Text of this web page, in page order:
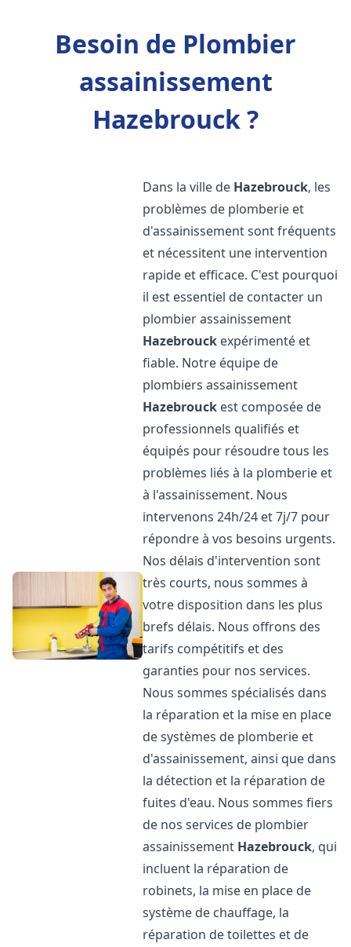
Besoin de Plombier
assainissement
Hazebrouck ?
Dans la ville de Hazebrouck, les
problèmes de plomberie et
d'assainissement sont fréquents
et nécessitent une intervention
rapide et efficace. C'est pourquoi
il est essentiel de contacter un
plombier assainissement
Hazebrouck expérimenté et
fiable. Notre équipe de
plombiers assainissement
Hazebrouck est composée de
professionnels qualifiés et
équipés pour résoudre tous les
problèmes liés à la plomberie et
à l'assainissement. Nous
intervenons 24h/24 et 7j/7 pour
répondre à vos besoins urgents.
Nos délais d'intervention sont
très courts, nous sommes à
votre disposition dans les plus
brefs délais. Nous offrons des
tarifs compétitifs et des
garanties pour nos services.
Nous sommes spécialisés dans
la réparation et la mise en place
de systèmes de plomberie et
d'assainissement, ainsi que dans
la détection et la réparation de
fuites d'eau. Nous sommes fiers
de nos services de plombier
assainissement Hazebrouck, qui
incluent la réparation de
robinets, la mise en place de
système de chauffage, la
réparation de toilettes et de